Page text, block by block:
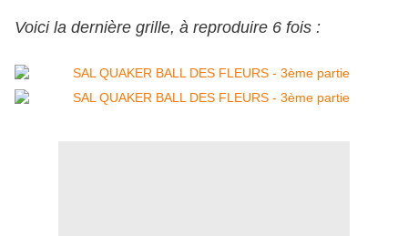
Voici la dernière grille, à reproduire 6 fois :